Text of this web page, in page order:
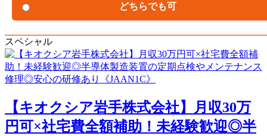
どちらでも可
スペシャル
【キオクシア岩手株式会社】月収30万
円可×社宅費全額補助！未経験歓迎◎半